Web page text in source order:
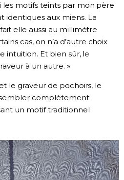
les motifs teints par mon père
identiques aux miens. La
elle aussi au millimètre
cas, on n’a d’autre choix
intuition. Et bien sûr, le
à un autre. »
le graveur de pochoirs, le
complètement
un motif traditionnel